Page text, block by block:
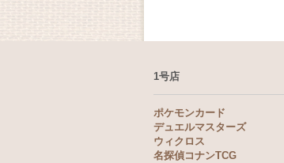
1号店
ポケモンカード
デュエルマスターズ
ウィクロス
名探偵コナンTCG